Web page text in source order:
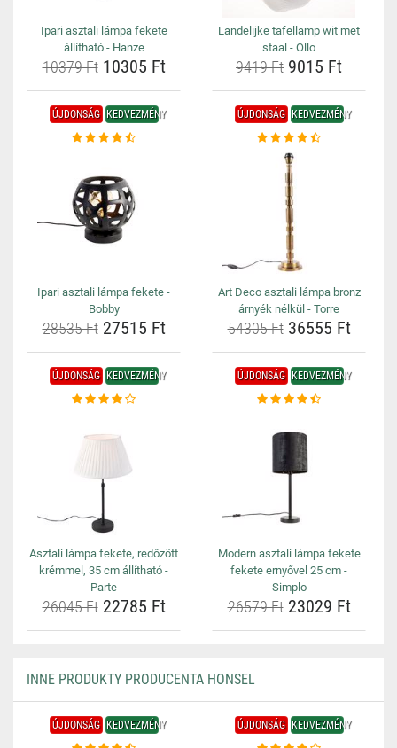
Ipari asztali lámpa fekete
állítható - Hanze
10379 Ft10305 Ft
Landelijke tafellamp wit met
staal - Ollo
9419 Ft 9015 Ft
ÚJDONSÁG KEDVEZMÉNY
Ipari asztali lámpa fekete -
Bobby
28535 Ft27515 Ft
ÚJDONSÁG KEDVEZMÉNY
Art Deco asztali lámpa bronz
árnyék nélkül - Torre
54305 Ft36555 Ft
ÚJDONSÁG KEDVEZMÉNY
Asztali lámpa fekete, redőzött
krémmel, 35 cm állítható -
Parte
26045 Ft22785 Ft
ÚJDONSÁG KEDVEZMÉNY
Modern asztali lámpa fekete
fekete ernyővel 25 cm -
Simplo
26579 Ft23029 Ft
INNE PRODUKTY PRODUCENTA HONSEL
ÚJDONSÁG KEDVEZMÉNY ÚJDONSÁG KEDVEZMÉNY